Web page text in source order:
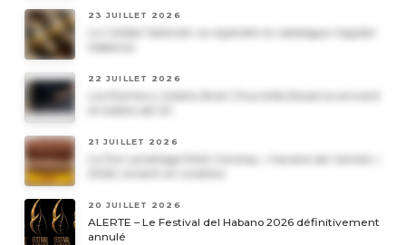
23 JUILLET 2026
Le Cohiba Talismán va rejoindre le catalogue régulier
22 JUILLET 2026
21 JUILLET 2026
Le Por Larrañaga Petit Coronas, « havane de l’année »
20 JUILLET 2026
ALERTE – Le Festival del Habano 2026 définitivement
annulé